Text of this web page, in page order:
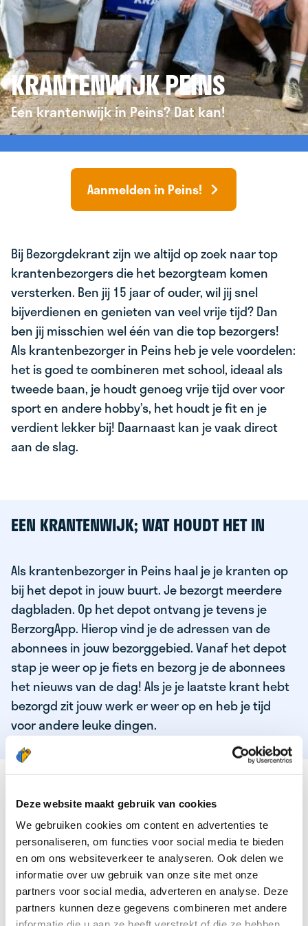
Deze website maakt gebruik van cookies
We gebruiken cookies om content en advertenties te
personaliseren, om functies voor social media te bieden
en om ons websiteverkeer te analyseren. Ook delen we
informatie over uw gebruik van onze site met onze
partners voor social media, adverteren en analyse. Deze
partners kunnen deze gegevens combineren met andere
KRANTENWIJK PEINS
Een krantenwijk in Peins? Dat kan!
Aanmelden in Peins!
Bij Bezorgdekrant zijn we altijd op zoek naar top
krantenbezorgers die het bezorgteam komen
versterken. Ben jij 15 jaar of ouder, wil jij snel
bijverdienen en genieten van veel vrije tijd? Dan
ben jij misschien wel één van die top bezorgers!
Als krantenbezorger in Peins heb je vele voordelen:
het is goed te combineren met school, ideaal als
tweede baan, je houdt genoeg vrije tijd over voor
sport en andere hobby’s, het houdt je fit en je
verdient lekker bij! Daarnaast kan je vaak direct
aan de slag.
EEN KRANTENWIJK; WAT HOUDT HET IN
Als krantenbezorger in Peins haal je je kranten op
bij het depot in jouw buurt. Je bezorgt meerdere
dagbladen. Op het depot ontvang je tevens je
BerzorgApp. Hierop vind je de adressen van de
abonnees in jouw bezorggebied. Vanaf het depot
stap je weer op je fiets en bezorg je de abonnees
het nieuws van de dag! Als je je laatste krant hebt
bezorgd zit jouw werk er weer op en heb je tijd
voor andere leuke dingen.
DEZE KWALITEITEN HEEFT ONZE TOP
KRANTENBEZORGER
Je bent verantwoordelijk en zelfstandig
Je houdt van lekker bewegen in de frisse lucht
Je houdt vooral van fijn werk dat lekker bijverdient!
Je wordt blij van het bezorgen van het laatste nieuws